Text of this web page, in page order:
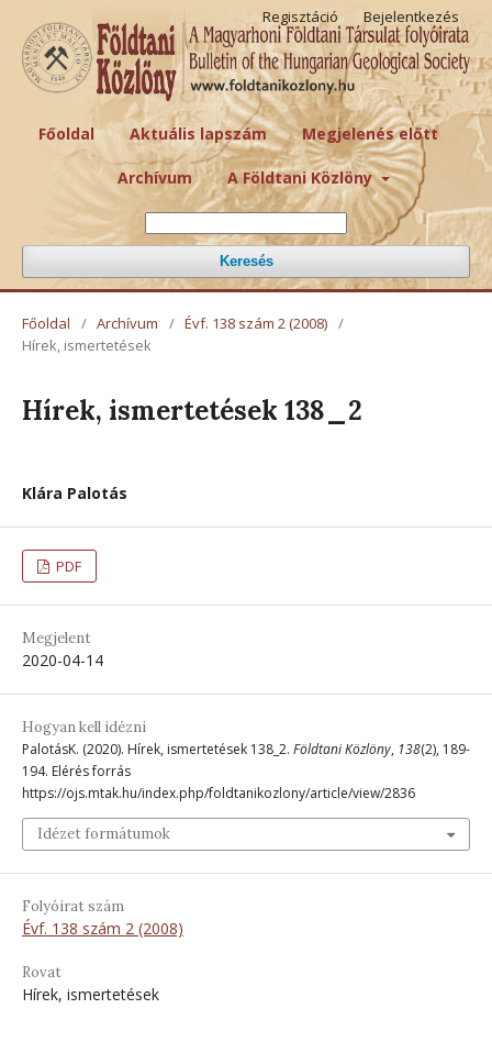
Főoldal Aktuális lapszám Megjelenés előtt
Archívum A Földtani Közlöny
Keresés
Regisztáció Bejelentkezés
Főoldal / Archívum / Évf. 138 szám 2 (2008) /
Hírek, ismertetések
Hírek, ismertetések 138_2
Klára Palotás
PDF
Megjelent
2020-04-14
Hogyan kell idézni
PalotásK. (2020). Hírek, ismertetések 138_2. Földtani Közlöny, 138(2), 189-
194. Elérés forrás
https://ojs.mtak.hu/index.php/foldtanikozlony/article/view/2836
Idézet formátumok
Folyóirat szám
Évf. 138 szám 2 (2008)
Rovat
Hírek, ismertetések